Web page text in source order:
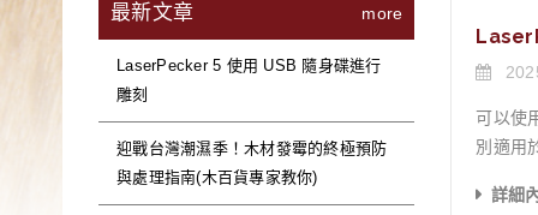
最新文章 more
LaserPecker 5 使用 USB 隨身碟進行
雕刻
迎戰台灣潮濕季！木材發霉的終極預防
與處理指南(木百貨專家教你)
可以使
別適用於金屬浮雕與彩色
容量：
詳細